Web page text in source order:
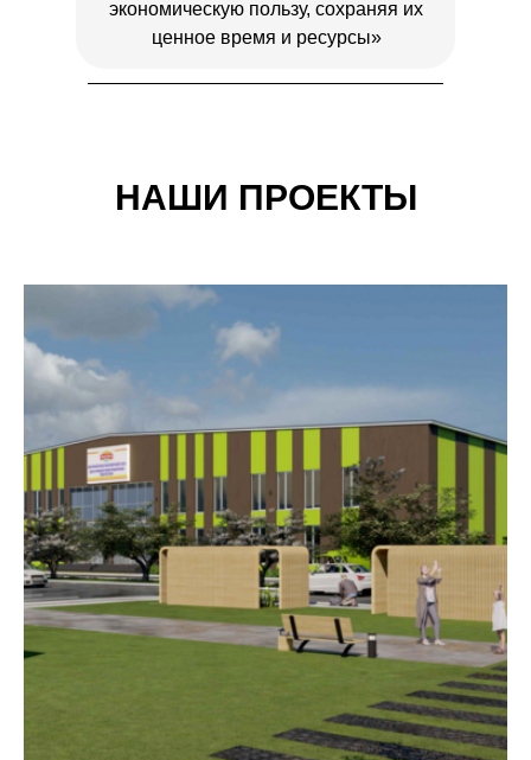
экономическую пользу, сохраняя их
ценное время и ресурсы»
НАШИ ПРОЕКТЫ